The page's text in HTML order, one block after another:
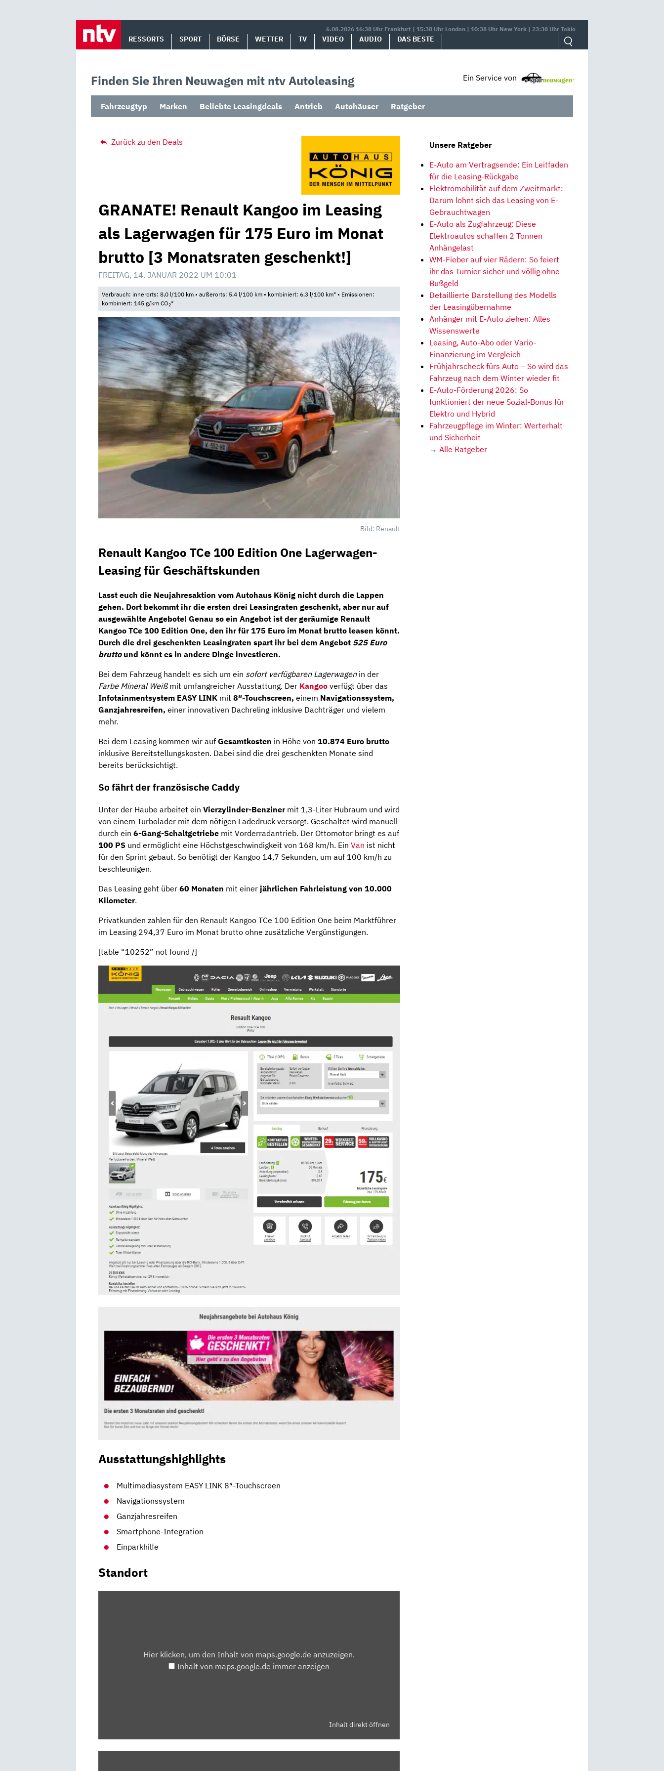
6.08.2026 16:38 Uhr Frankfurt | 15:38 Uhr London | 10:38 Uhr New York | 23:38 Uhr Tokio
RESSORTS SPORT BÖRSE WETTER TV VIDEO AUDIO DAS BESTE
Finden Sie Ihren Neuwagen mit ntv Autoleasing Ein Service von
Fahrzeugtyp Marken Beliebte Leasingdeals Antrieb Autohäuser Ratgeber
Zurück zu den Deals
GRANATE! Renault Kangoo im Leasing
als Lagerwagen für 175 Euro im Monat
brutto [3 Monatsraten geschenkt!]
FREITAG, 14. JANUAR 2022 UM 10:01
Verbrauch: innerorts: 8,0 l/100 km • außerorts: 5,4 l/100 km • kombiniert: 6,3 l/100 km* • Emissionen:
kombiniert: 145 g/km CO2*
Bild: Renault
Renault Kangoo TCe 100 Edition One Lagerwagen-
Leasing für Geschäftskunden
Lasst euch die Neujahresaktion vom Autohaus König nicht durch die Lappen
gehen. Dort bekommt ihr die ersten drei Leasingraten geschenkt, aber nur auf
ausgewählte Angebote! Genau so ein Angebot ist der geräumige Renault
Kangoo TCe 100 Edition One, den ihr für175 Euro im Monat brutto leasen könnt.
Durch die drei geschenkten Leasingraten spart ihr bei dem Angebot 525 Euro
bruttound könnt es in andere Dinge investieren.
Bei dem Fahrzeug handelt es sich um ein sofort verfügbaren Lagerwagenin der
Farbe Mineral Weißmit umfangreicher Ausstattung. Der Kangoo verfügt über das
Infotainmentsystem EASY LINK mit 8″-Touchscreen, einem Navigationssystem,
Ganzjahresreifen, einer innovativen Dachreling inklusive Dachträger und vielem
mehr.
Bei dem Leasing kommen wir auf Gesamtkosten in Höhe von 10.874 Euro brutto
inklusive Bereitstellungskosten. Dabei sind die drei geschenkten Monate sind
bereits berücksichtigt.
So fährt der französische Caddy
Unter der Haube arbeitet ein Vierzylinder-Benzinermit 1,3-Liter Hubraum und wird
von einem Turbolader mit dem nötigen Ladedruck versorgt. Geschaltet wird manuell
durch ein 6-Gang-Schaltgetriebe mit Vorderradantrieb. Der Ottomotor bringt es auf
100 PS und ermöglicht eine Höchstgeschwindigkeit von 168 km/h. Ein Van ist nicht
für den Sprint gebaut. So benötigt der Kangoo 14,7 Sekunden, um auf 100 km/h zu
beschleunigen.
Das Leasing geht über 60 Monaten mit einer jährlichen Fahrleistung von 10.000
Kilometer.
Privatkunden zahlen für den Renault Kangoo TCe 100 Edition One beim Marktführer
im Leasing 294,37 Euro im Monat brutto ohne zusätzliche Vergünstigungen.
[table “10252” not found /]
Ausstattungshighlights
Multimediasystem EASY LINK 8″-Touchscreen
Navigationssystem
Ganzjahresreifen
Smartphone-Integration
Einparkhilfe
Standort
Hier klicken, um den Inhalt von maps.google.de anzuzeigen.
Inhalt von maps.google.de immer anzeigen
Inhalt direkt öffnen
Unsere Ratgeber
E-Auto am Vertragsende: Ein Leitfaden
für die Leasing-Rückgabe
Elektromobilität auf dem Zweitmarkt:
Darum lohnt sich das Leasing von E-
Gebrauchtwagen
E-Auto als Zugfahrzeug: Diese
Elektroautos schaffen 2 Tonnen
Anhängelast
WM-Fieber auf vier Rädern: So feiert
ihr das Turnier sicher und völlig ohne
Bußgeld
Detaillierte Darstellung des Modells
der Leasingübernahme
Anhänger mit E-Auto ziehen: Alles
Wissenswerte
Leasing, Auto-Abo oder Vario-
Finanzierung im Vergleich
Frühjahrscheck fürs Auto – So wird das
Fahrzeug nach dem Winter wieder fit
E-Auto-Förderung 2026: So
funktioniert der neue Sozial-Bonus für
Elektro und Hybrid
Fahrzeugpflege im Winter: Werterhalt
und Sicherheit
→ Alle Ratgeber